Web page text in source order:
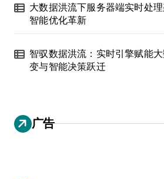
大数据洪流下服务器端实时处
智能优化革新
智驭数据洪流：实时引擎赋能
变与智能决策跃迁
广告